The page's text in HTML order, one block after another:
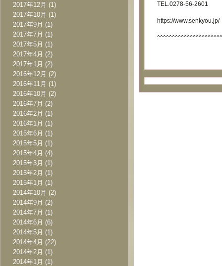
TEL.0278-56-2601
https://www.senkyou.jp/
2017年12月 (1)
2017年10月 (1)
2017年9月 (1)
2017年7月 (1)
2017年5月 (1)
2017年4月 (2)
2017年1月 (2)
2016年12月 (2)
2016年11月 (1)
2016年10月 (2)
2016年7月 (2)
2016年2月 (1)
2016年1月 (1)
2015年6月 (1)
2015年5月 (1)
2015年4月 (4)
2015年3月 (1)
2015年2月 (1)
2015年1月 (1)
2014年10月 (2)
2014年9月 (2)
2014年7月 (1)
2014年6月 (6)
2014年5月 (1)
2014年4月 (22)
2014年2月 (1)
2014年1月 (1)